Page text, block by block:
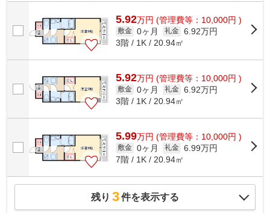
5.92万円 (管理費等：10,000円 )
敷金 0ヶ月 礼金 6.92万円
3階 / 1K / 20.94㎡
5.92万円 (管理費等：10,000円 )
敷金 0ヶ月 礼金 6.92万円
3階 / 1K / 20.94㎡
5.99万円 (管理費等：10,000円 )
敷金 0ヶ月 礼金 6.99万円
7階 / 1K / 20.94㎡
残り 3件を表示する